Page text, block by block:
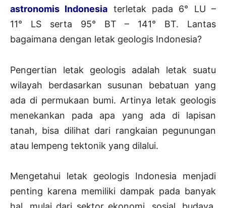
astronomis Indonesia terletak pada 6° LU –
11° LS serta 95° BT – 141° BT. Lantas
bagaimana dengan letak geologis Indonesia?
Pengertian letak geologis adalah letak suatu
wilayah berdasarkan susunan bebatuan yang
ada di permukaan bumi. Artinya letak geologis
menekankan pada apa yang ada di lapisan
tanah, bisa dilihat dari rangkaian pegunungan
atau lempeng tektonik yang dilalui.
Mengetahui letak geologis Indonesia menjadi
penting karena memiliki dampak pada banyak